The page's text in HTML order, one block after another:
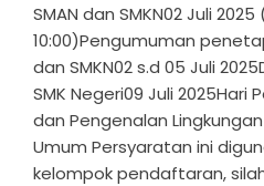
SMAN dan SMKN02 Juli
10:00)Pengumuman
dan SMKN02 s.d 05 Juli
SMK Negeri09 Juli 2025Hari
dan Pengenalan
Umum Persyaratan ini
kelompok pendaftaran,